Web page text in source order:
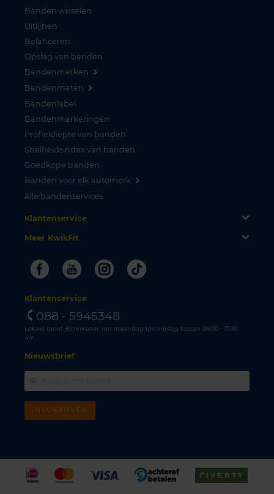
Banden wisselen
Uitlijnen
Balanceren
Opslag van banden
Bandenmerken
Bandenmaten
Bandenlabel
Bandenmarkeringen
Profieldiepte van banden
Snelheidsindex van banden
Goedkope banden
Banden voor elk automerk
Alle bandenservices
Klantenservice
Meer KwikFit
FacebookYoutubeInstagram
Tiktok
Klantenservice
088 - 5945348
Lokaal tarief. Bereikbaar van maandag t/m vrijdag tussen 08.00 - 17.30
uur.
Nieuwsbrief
INSCHRIJVEN